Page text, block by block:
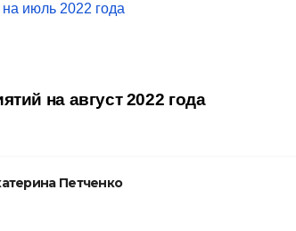
июль 2022 года
на август 2022 года
Петченко